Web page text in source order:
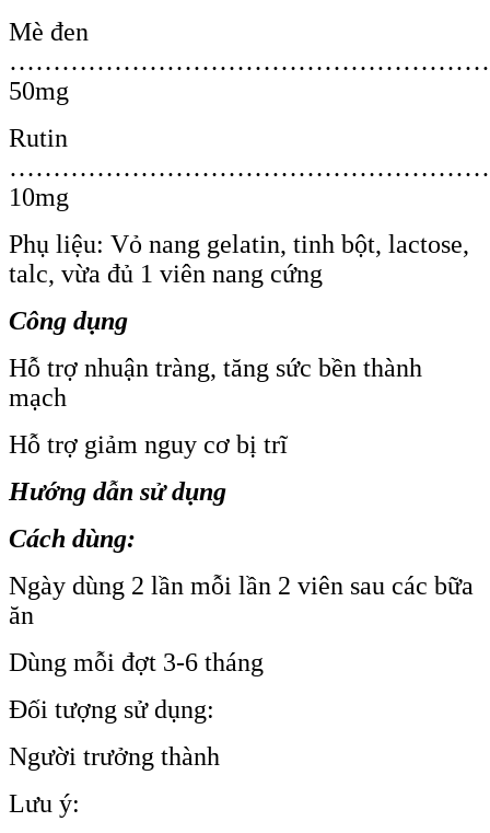
Mè đen
50mg
Rutin
10mg
Phụ liệu: Vỏ nang gelatin, tinh bột, lactose,
talc, vừa đủ 1 viên nang cứng
Công dụng
Hỗ trợ nhuận tràng, tăng sức bền thành
mạch
Hỗ trợ giảm nguy cơ bị trĩ
Hướng dẫn sử dụng
Cách dùng:
Ngày dùng 2 lần mỗi lần 2 viên sau các bữa
ăn
Dùng mỗi đợt 3-6 tháng
Đối tượng sử dụng:
Người trưởng thành
Lưu ý: